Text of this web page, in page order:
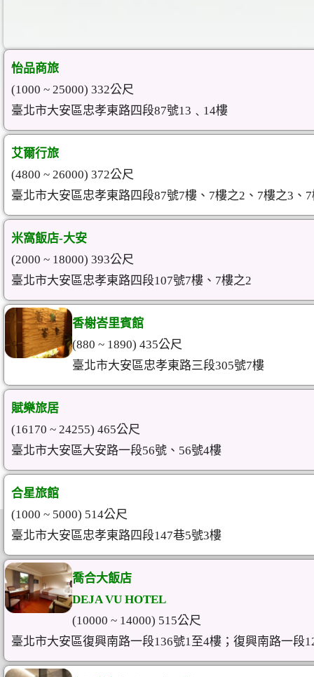
怡品商旅
(1000 ~ 25000) 332公尺
臺北市大安區忠孝東路四段87號13﹑14樓
艾爾行旅
(4800 ~ 26000) 372公尺
臺北市大安區忠孝東路四段87號7樓、7樓之2、7樓之3、
米窩飯店-大安
(2000 ~ 18000) 393公尺
臺北市大安區忠孝東路四段107號7樓、7樓之2
香榭峇里賓館
(880 ~ 1890) 435公尺
臺北市大安區忠孝東路三段305號7樓
賦樂旅居
(16170 ~ 24255) 465公尺
臺北市大安區大安路一段56號、56號4樓
合星旅館
(1000 ~ 5000) 514公尺
臺北市大安區忠孝東路四段147巷5號3樓
喬合大飯店
DEJA VU HOTEL
(10000 ~ 14000) 515公尺
臺北市大安區復興南路一段136號1至4樓；復興南路一段